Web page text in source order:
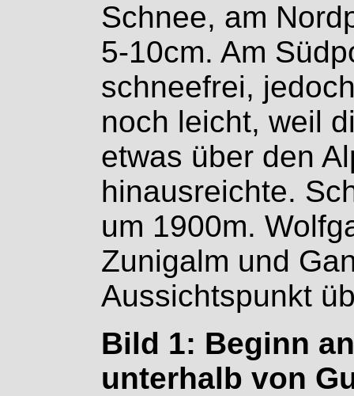
Schnee, am
5-10cm. Am
schneefrei,
noch leicht, weil
etwas über den
hinausreichte.
um 1900m.
Zunigalm und
Aussichtspunkt
Bild 1: Beginn
unterhalb von